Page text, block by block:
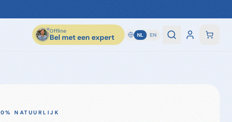
Offline
Bel met een expert NL EN
NATUURLIJK